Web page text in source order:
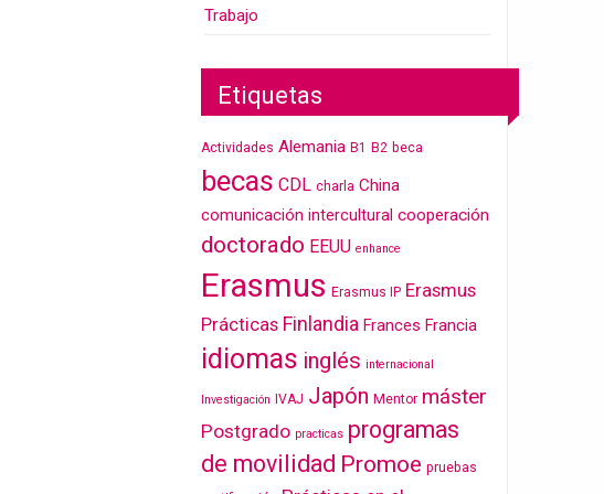
Trabajo
Etiquetas
Actividades Alemania B1 B2 beca
becas CDL charla China
comunicación intercultural cooperación
doctorado EEUU enhance
Erasmus Erasmus IP Erasmus
Prácticas Finlandia Frances Francia
idiomas inglés internacional
Investigación IVAJ Japón Mentor máster
Postgrado practicas programas
de movilidad Promoe pruebas